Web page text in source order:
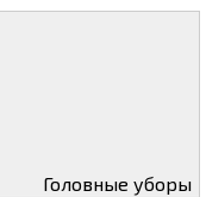
Головные уборы